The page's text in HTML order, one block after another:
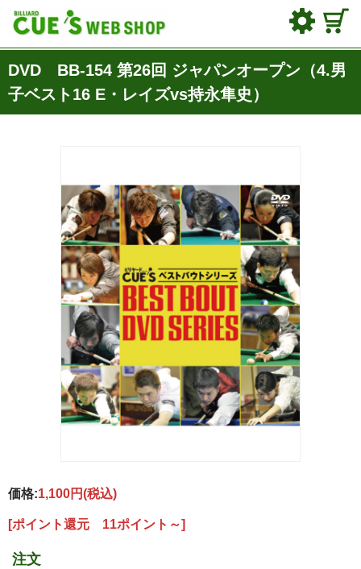
DVD BB-154 第26回 ジャパンオープン（4.男
子ベスト16 E・レイズvs持永隼史）
価格:1,100円(税込)
[ポイント還元 11ポイント～]
注文